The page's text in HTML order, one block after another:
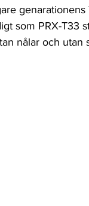
som PRX-T33
nålar och utan